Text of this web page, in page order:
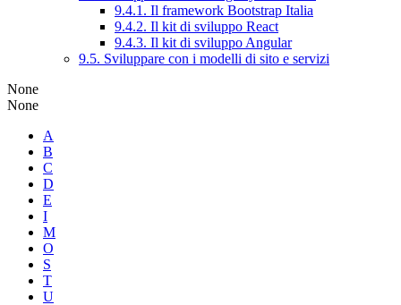
9.4.1. Il framework Bootstrap Italia
9.4.2. Il kit di sviluppo React
9.4.3. Il kit di sviluppo Angular
9.5. Sviluppare con i modelli di sito e servizi
None
None
A
B
C
D
E
I
M
O
S
T
U